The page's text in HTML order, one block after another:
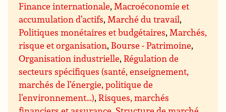
Finance internationale, Macroéconomie et
accumulation d’actifs, Marché du travail,
Politiques monétaires et budgétaires, Marchés,
risque et organisation, Bourse - Patrimoine,
Organisation industrielle,Régulation de
secteurs spécifiques (santé, enseignement,
marchés de l’énergie, politique de
l’environnement…),Risques, marchés